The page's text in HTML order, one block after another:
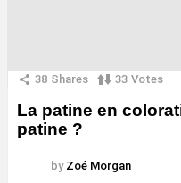
38 Shares 33 Votes
La patine en
patine ?
by Zoé Morgan